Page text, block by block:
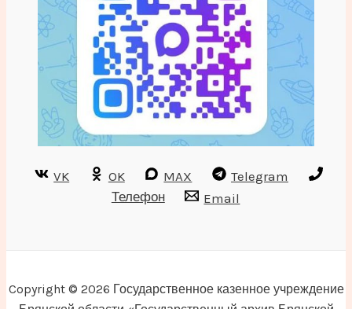
VK OK MAX
Telegram
Телефон
Email
Copyright © 2026 Государственное казенное учреждение